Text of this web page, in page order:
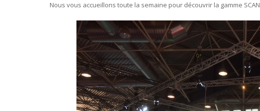
Nous vous accueillons toute la semaine pour découvrir la gamme